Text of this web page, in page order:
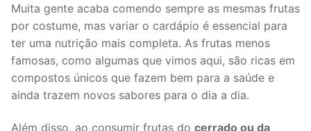
Muita gente acaba comendo sempre as mesmas frutas
por costume, mas variar o cardápio é essencial para
ter uma nutrição mais completa. As frutas menos
famosas, como algumas que vimos aqui, são ricas em
compostos únicos que fazem bem para a saúde e
ainda trazem novos sabores para o dia a dia.
Além disso, ao consumir frutas do cerrado ou da